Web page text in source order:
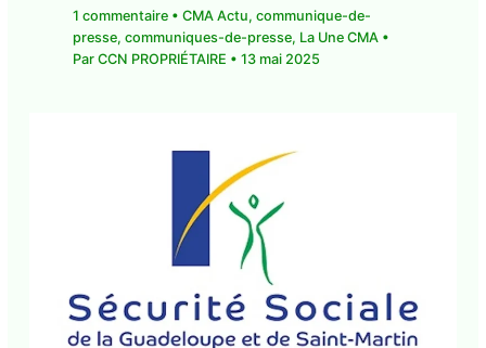
presse communiques-de-presse La Une CMA
CCN PROPRIÉTAIRE • 13 mai 2025